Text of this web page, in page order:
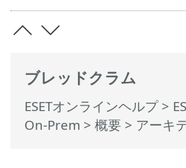
ブレッドクラム
ESETオンラインヘルプ>
On-Prem > 概要 > アーキ